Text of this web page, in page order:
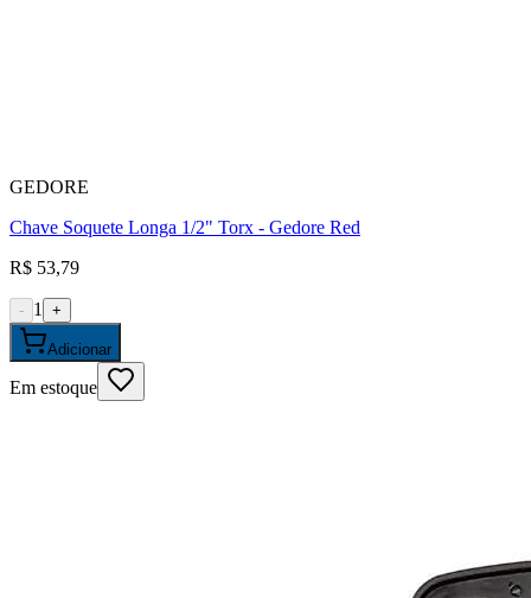
GEDORE
Chave Soquete Longa 1/2" Torx - Gedore Red
R$ 53,79
- 1 +
Adicionar
Em estoque